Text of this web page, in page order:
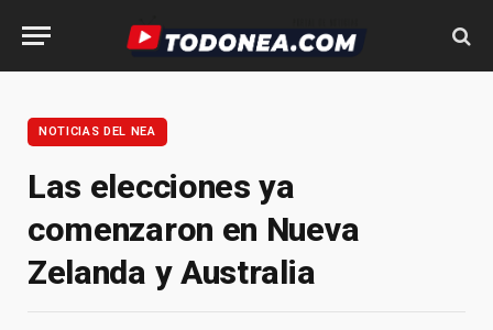
NOTICIAS DEL NEA
Las elecciones ya
comenzaron en Nueva
Zelanda y Australia